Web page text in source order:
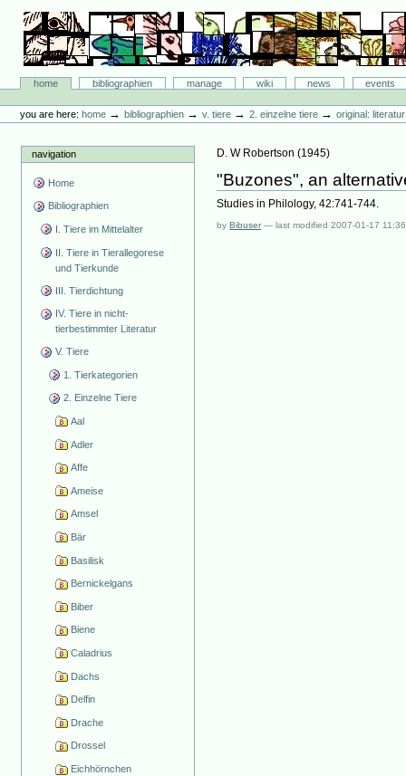
content.
navigation
Bibliographie-Portal
Sectionshome bibliographien manage wiki news
events
tools
you are here: home →bibliographien →v. tiere →2. einzelne tiere →original:
navigation
Home
Bibliographien
I. Tiere im Mittelalter
II. Tiere in Tierallegorese
und Tierkunde
III. Tierdichtung
IV. Tiere in nicht-
tierbestimmter Literatur
V. Tiere
1. Tierkategorien
2. Einzelne Tiere
Aal
Adler
Affe
Ameise
Amsel
Bär
Basilisk
Bernickelgans
Biber
Biene
Caladrius
Dachs
Delfin
Drache
Drossel
Eichhörnchen
D. W Robertson (1945)
"Buzones", an
Studies in Philology, 42:741-744.
byBibuser —last modified2007-01-17 11:36